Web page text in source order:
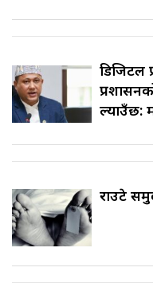
डिजिटल
ल्याउँछ:
राउटे